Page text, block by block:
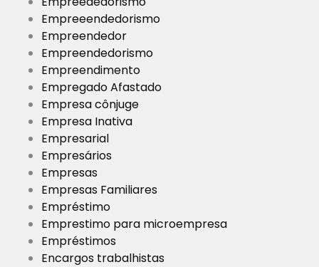
Empreeendedorismo
Empreendedor
Empreendedorismo
Empreendimento
Empregado Afastado
Empresa cônjuge
Empresa Inativa
Empresarial
Empresários
Empresas
Empresas Familiares
Empréstimo
Emprestimo para microempresa
Empréstimos
Encargos trabalhistas